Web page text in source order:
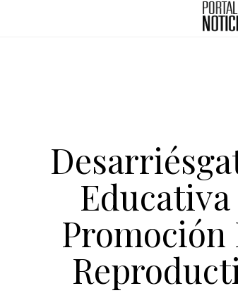
Promoción